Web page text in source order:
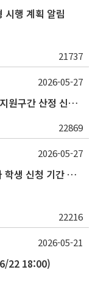
시행 계획 알림
21737
2026학년도 2학기 한국장학재단 학자금 지원구간 산정 신청 안내
22869
2026-05-27
2026학년도 2학기 국가근로장학사업 1차 학생 신청 기간 안내
22216
2026-05-27
22 18:00)
2026-05-21